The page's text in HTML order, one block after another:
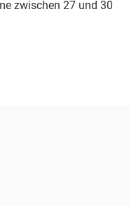
zwischen 27 und 30